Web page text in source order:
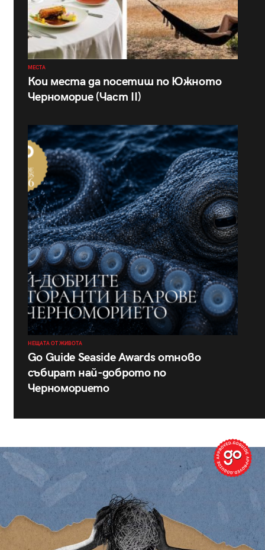
МЕСТА
Кои места да посетиш по Южното
Черноморие (Част II)
НЕЩАТА ОТ ЖИВОТА
Go Guide Seaside Awards отново
събират най-доброто по
Черноморието